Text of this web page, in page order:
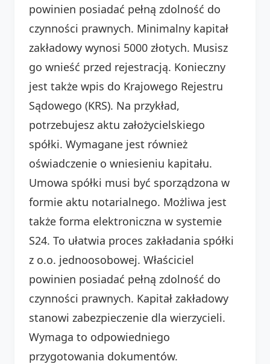
powinien posiadać pełną zdolność do
czynności prawnych. Minimalny kapitał
zakładowy wynosi 5000 złotych. Musisz
go wnieść przed rejestracją. Konieczny
jest także wpis do Krajowego Rejestru
Sądowego (KRS). Na przykład,
potrzebujesz aktu założycielskiego
spółki. Wymagane jest również
oświadczenie o wniesieniu kapitału.
Umowa spółki musi być sporządzona w
formie aktu notarialnego. Możliwa jest
także forma elektroniczna w systemie
S24. To ułatwia proces zakładania spółki
z o.o. jednoosobowej. Właściciel
powinien posiadać pełną zdolność do
czynności prawnych. Kapitał zakładowy
stanowi zabezpieczenie dla wierzycieli.
Wymaga to odpowiedniego
przygotowania dokumentów.